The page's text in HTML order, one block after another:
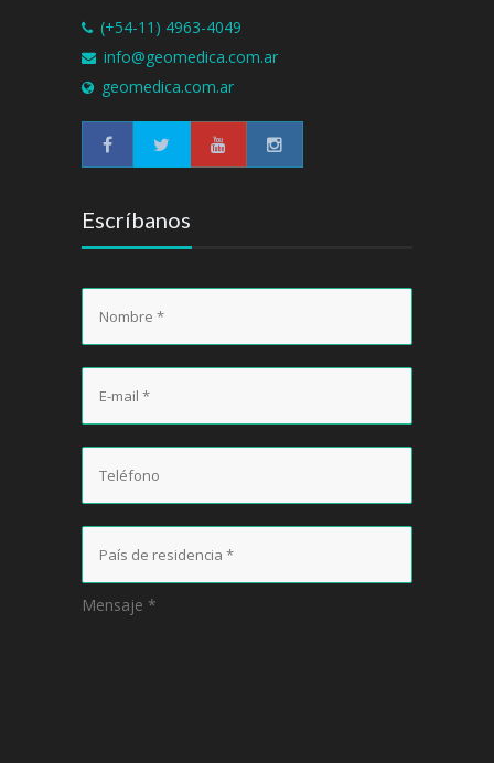
(+54-11) 4963-4049
info@geomedica.com.ar
geomedica.com.ar
Escríbanos